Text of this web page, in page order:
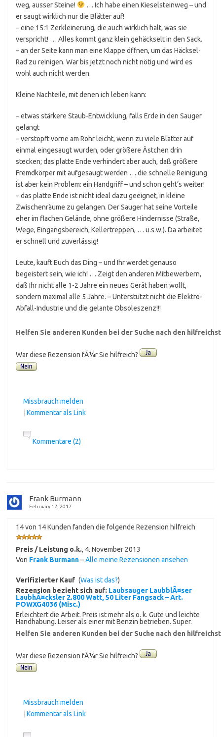
weg, ausser Steine!
… Ich habe einen Kieselsteinweg – und
er saugt wirklich nur die Blätter auf!
– eine 15:1 Zerkleinerung, die auch wirklich hält, was sie
verspricht! … Alles kommt ganz klein gehäckselt in den Sack.
– an der Seite kann man eine Klappe öffnen, um das Häcksel-
Rad zu reinigen. War bis jetzt noch nicht nötig und wird es
wohl auch nicht werden.
Kleine Nachteile, mit denen ich leben kann:
– etwas stärkere Staub-Entwicklung, falls Erde in den Sauger
gelangt
– verstopft vorne am Rohr leicht, wenn zu viele Blätter auf
einmal eingesaugt wurden, oder größere Ästchen drin
stecken; das platte Ende verhindert aber auch, daß größere
Fremdkörper mit aufgesaugt werden … die schnelle Reinigung
ist aber kein Problem: ein Handgriff – und schon geht’s weiter!
– das platte Ende ist nicht ideal dazu geeignet, in kleine
Zwischenräume zu gelangen. Der Sauger hat seine Vorteile
eher im flachen Gelände, ohne größere Hindernisse (Straße,
Wege, Eingangsbereich, Kellertreppen, … u.s.w.). Da arbeitet
er schnell und zuverlässig!
Leute, kauft Euch das Ding – und Ihr werdet genauso
begeistert sein, wie ich! … Zeigt den anderen Mitbewerbern,
daß Ihr nicht alle 1-2 Jahre ein neues Gerät haben wollt,
sondern maximal alle 5 Jahre. – Unterstützt nicht die Elektro-
Abfall-Industrie und die gelante Obsoleszenz!!!
Helfen Sie anderen Kunden bei der Suche nach den
War diese Rezension fÃ¼r Sie hilfreich?
Missbrauch melden
Kommentar als Link
Kommentare (2)
Frank Burmann
February 12, 2017
14 von 14 Kunden fanden die folgende Rezension hilfreich
Preis / Leistung o.k., 4. November 2013
Von Frank Burmann–Alle meine Rezensionen ansehen
Verifizierter Kauf (Was ist das?)
Rezension bezieht sich auf: Laubsauger LaubblÃ¤ser
LaubhÃ¤cksler 2.800 Watt, 50 Liter Fangsack – Art.
POWXG4036 (Misc.)
Erleichtert die Arbeit. Preis ist mehr als o. k. Gute und leichte
Handhabung. Leiser als einer mit Benzin betrieben. Super.
Helfen Sie anderen Kunden bei der Suche nach den
War diese Rezension fÃ¼r Sie hilfreich?
Missbrauch melden
Kommentar als Link